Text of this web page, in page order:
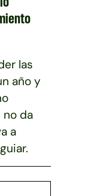
las
año y
no da
a